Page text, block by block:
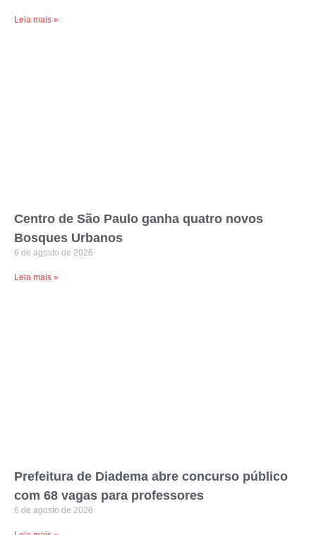
Leia mais »
Centro de São Paulo ganha quatro novos
Bosques Urbanos
6 de agosto de 2026
Leia mais »
Prefeitura de Diadema abre concurso público
com 68 vagas para professores
6 de agosto de 2026